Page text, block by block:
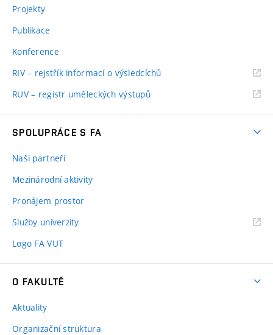
Projekty
Publikace
Konference
RIV – rejstřík informací o výsledcíchů
RUV – registr uměleckých výstupů
SPOLUPRÁCE S FA
Naši partneři
Mezinárodní aktivity
Pronájem prostor
Služby univerzity
Logo FA VUT
O FAKULTĚ
Aktuality
Organizační struktura